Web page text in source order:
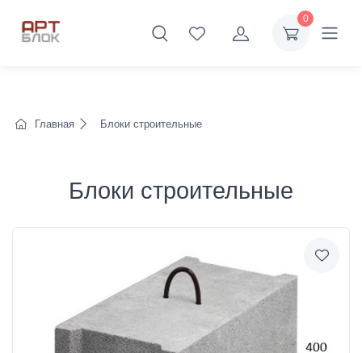
0
Главная Блоки строительные
Блоки строительные